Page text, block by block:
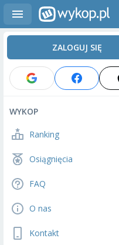
ZALOGUJ SIĘ
WYKOP
Ranking
Osiągnięcia
FAQ
O nas
Kontakt